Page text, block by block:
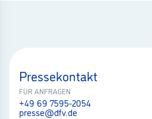
Pressekontakt
FÜR ANFRAGEN
+49 69 7595-2054
presse@dfv.de